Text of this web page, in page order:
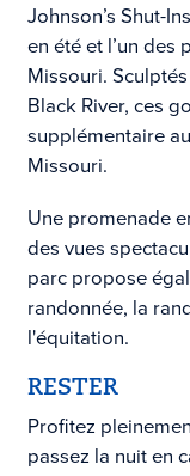
Johnson’s Shut-
en été et l’un des
Missouri.
Black River, ces
supplémentaire
Missouri.
Une promenade
des vues
parc propose
randonnée, la
l'équitation.
RESTER
Profitez
passez la nuit en